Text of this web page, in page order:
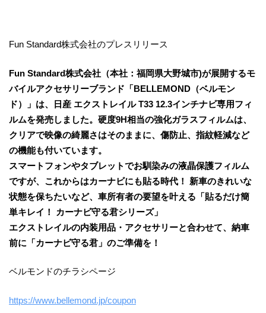
Fun Standard株式会社のプレスリリース
Fun Standard株式会社（本社：福岡県⼤野城市)が展開するモ
バイルアクセサリーブランド「BELLEMOND（ベルモン
ド）」は、日産 エクストレイル T33 12.3インチナビ専用フィ
ルムを発売しました。硬度9H相当の強化ガラスフィルムは、
クリアで映像の綺麗さはそのままに、傷防止、指紋軽減など
の機能も付いています。
スマートフォンやタブレットでお馴染みの液晶保護フィルム
ですが、これからはカーナビにも貼る時代！ 新車のきれいな
状態を保ちたいなど、車所有者の要望を叶える「貼るだけ簡
単キレイ！ カーナビ守る君シリーズ」
エクストレイルの内装用品・アクセサリーと合わせて、納車
前に「カーナビ守る君」のご準備を！
ベルモンドのチラシページ
https://www.bellemond.jp/coupon